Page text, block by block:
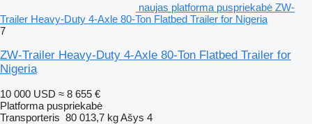
naujas platforma puspriekabė ZW-
Trailer Heavy-Duty 4-Axle 80-Ton Flatbed Trailer for Nigeria
7
ZW-Trailer Heavy-Duty 4-Axle 80-Ton Flatbed Trailer for
Nigeria
10 000 USD ≈ 8 655 €
Platforma puspriekabė
Transporteris 80 013,7 kgAšys 4